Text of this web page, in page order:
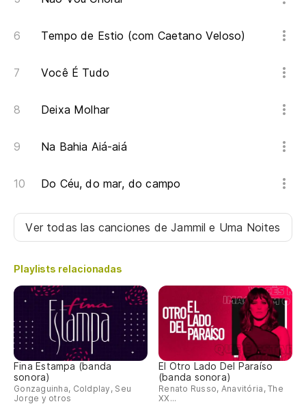
Tempo de Estio (com Caetano Veloso)
Você É Tudo
Deixa Molhar
Na Bahia Aiá-aiá
Do Céu, do mar, do campo
Ver todas las canciones de Jammil e Uma Noites
Playlists relacionadas
Fina Estampa (banda
sonora)
Gonzaguinha, Coldplay, Seu
Jorge y otros
El Otro Lado Del Paraíso
(banda sonora)
Renato Russo, Anavitória, The
XX...